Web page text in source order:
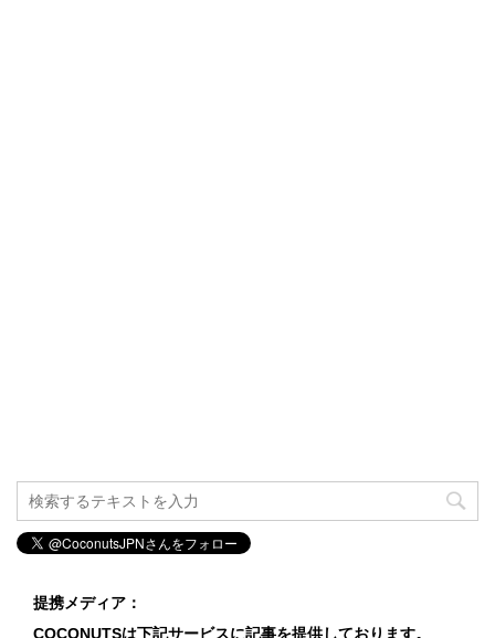
提携メディア：
COCONUTSは下記サービスに記事を提供しております。